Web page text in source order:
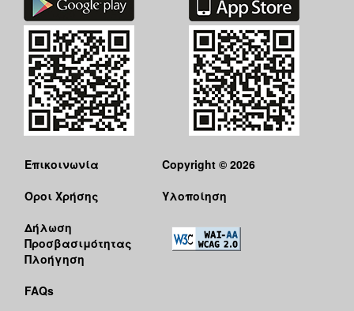
Επικοινωνία
Όροι Χρήσης
Δήλωση
Προσβασιμότητας
Πλοήγηση
FAQs
Copyright © 2026
Υλοποίηση